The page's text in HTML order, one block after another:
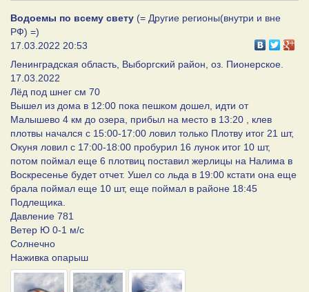
Водоемы по всему свету (= Другие регионы(внутри и вне
РФ) =)
17.03.2022 20:53
Ленинградская область, Выборгский район, оз. Пионерское.
17.03.2022
Лёд под шнег см 70
Вышел из дома в 12:00 пока пешком дошел, идти от
Малышево 4 км до озера, прибыл на место в 13:20 , клев
плотвы начался с 15:00-17:00 ловил только Плотву итог 21 шт,
Окуня ловил с 17:00-18:00 пробурил 16 лунок итог 10 шт,
потом поймал еще 6 плотвиц поставил жерлицы на Налима в
Воскресенье будет отчет. Ушел со льда в 19:00 кстати она еще
брала поймал еще 10 шт, еще поймал в районе 18:45
Подлещика.
Давление 781
Ветер Ю 0-1 м/с
Солнечно
Наживка опарыш